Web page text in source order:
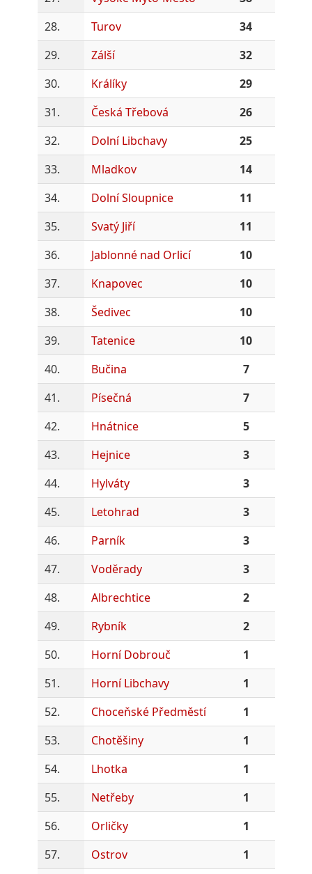
28.
Turov
34
29.
Zálší
32
30.
Králíky
29
31.
Česká Třebová
26
32.
Dolní Libchavy
25
33.
Mladkov
14
34.
Dolní Sloupnice
11
35.
Svatý Jiří
11
36.
Jablonné nad Orlicí
10
37.
Knapovec
10
38.
Šedivec
10
39.
Tatenice
10
40.
Bučina
7
41.
Písečná
7
42.
Hnátnice
5
43.
Hejnice
3
44.
Hylváty
3
45.
Letohrad
3
46.
Parník
3
47.
Voděrady
3
48.
Albrechtice
2
49.
Rybník
2
50.
Horní Dobrouč
1
51.
Horní Libchavy
1
52.
Choceňské Předměstí
1
53.
Chotěšiny
1
54.
Lhotka
1
55.
Netřeby
1
56.
Orličky
1
57.
Ostrov
1